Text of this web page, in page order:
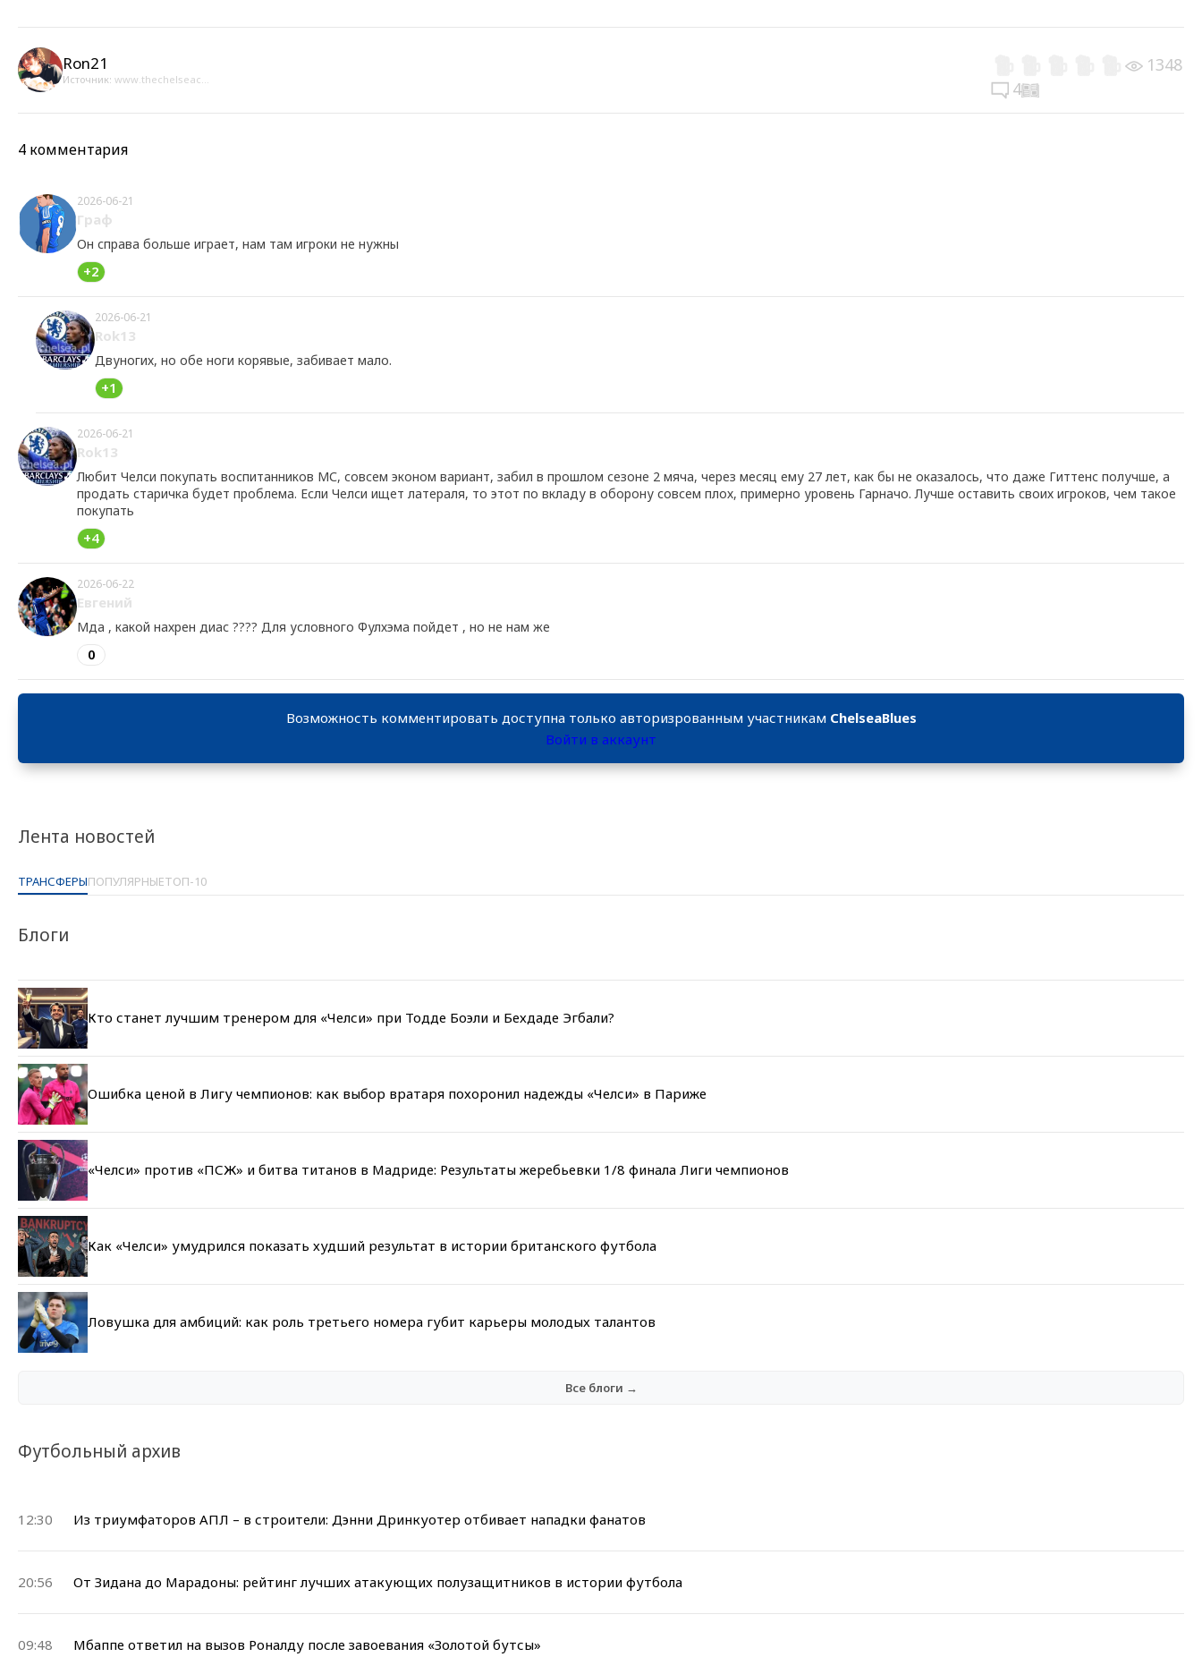
Лента новостей
ТРАНСФЕРЫПОПУЛЯРНЫЕТОП-10
Блоги
Кто станет лучшим тренером для «Челси» при Тодде Боэли и Бехдаде Эгбали?
Ошибка ценой в Лигу чемпионов: как выбор вратаря похоронил надежды «Челси» в Париже
«Челси» против «ПСЖ» и битва титанов в Мадриде: Результаты жеребьевки 1/8 финала Лиги чемпионов
Как «Челси» умудрился показать худший результат в истории британского футбола
Ловушка для амбиций: как роль третьего номера губит карьеры молодых талантов
Все блоги →
Футбольный архив
12:30 Из триумфаторов АПЛ – в строители: Дэнни Дринкуотер отбивает нападки фанатов
20:56 От Зидана до Марадоны: рейтинг лучших атакующих полузащитников в истории футбола
09:48 Мбаппе ответил на вызов Роналду после завоевания «Золотой бутсы»
Ron21
Источник: www.thechelseac...
1348
4
4 комментария
2026-06-21
Граф
Он справа больше играет, нам там игроки не нужны
+2
2026-06-21
Rok13
Двуногих, но обе ноги корявые, забивает мало.
+1
2026-06-21
Rok13
Любит Челси покупать воспитанников МС, совсем эконом вариант, забил в прошлом сезоне 2 мяча, через месяц ему 27 лет, как бы не оказалось, что даже Гиттенс получше, а
продать старичка будет проблема. Если Челси ищет латераля, то этот по вкладу в оборону совсем плох, примерно уровень Гарначо. Лучше оставить своих игроков, чем такое
покупать
+4
2026-06-22
Евгений
Мда , какой нахрен диас ???? Для условного Фулхэма пойдет , но не нам же
0
Возможность комментировать доступна только авторизрованным участникам ChelseaBlues
Войти в аккаунт